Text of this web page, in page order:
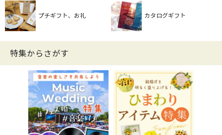
プチギフト、お礼 カタログギフト
特集からさがす